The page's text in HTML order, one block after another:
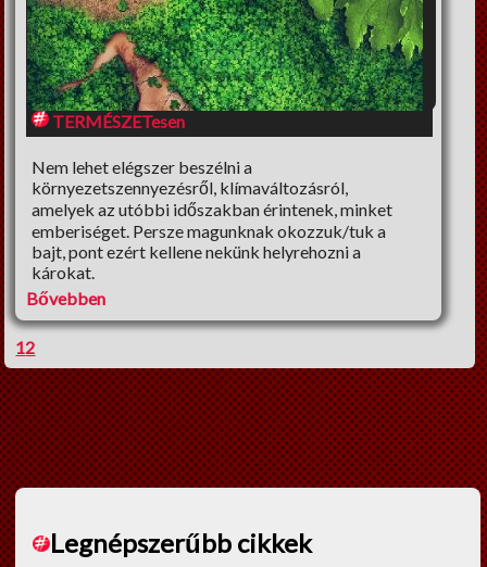
TERMÉSZETesen
Nem lehet elégszer beszélni a
környezetszennyezésről, klímaváltozásról,
amelyek az utóbbi időszakban érintenek, minket
emberiséget. Persze magunknak okozzuk/tuk a
bajt, pont ezért kellene nekünk helyrehozni a
károkat.
Bővebben
12
Legnépszerűbb cikkek